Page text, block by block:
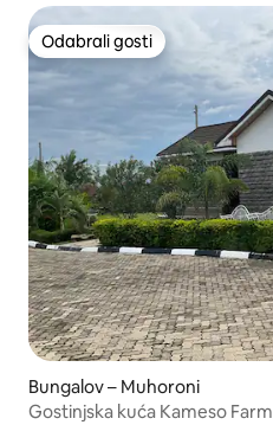
Odabrali gosti
Odabrali gosti
Bungalov – Muhoroni
Gostinjska kuća Kameso Farm